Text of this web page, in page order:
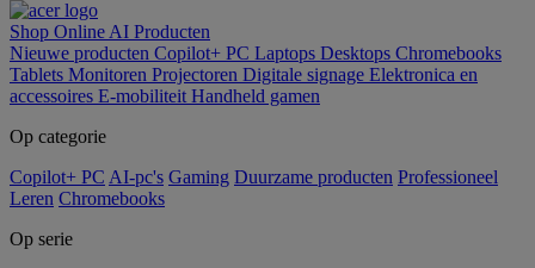
Shop Online AI Producten
Nieuwe producten Copilot+ PC Laptops Desktops Chromebooks
Tablets Monitoren Projectoren Digitale signage Elektronica en
accessoires E-mobiliteit Handheld gamen
Op categorie
Copilot+ PC AI-pc's Gaming Duurzame producten Professioneel
Leren Chromebooks
Op serie